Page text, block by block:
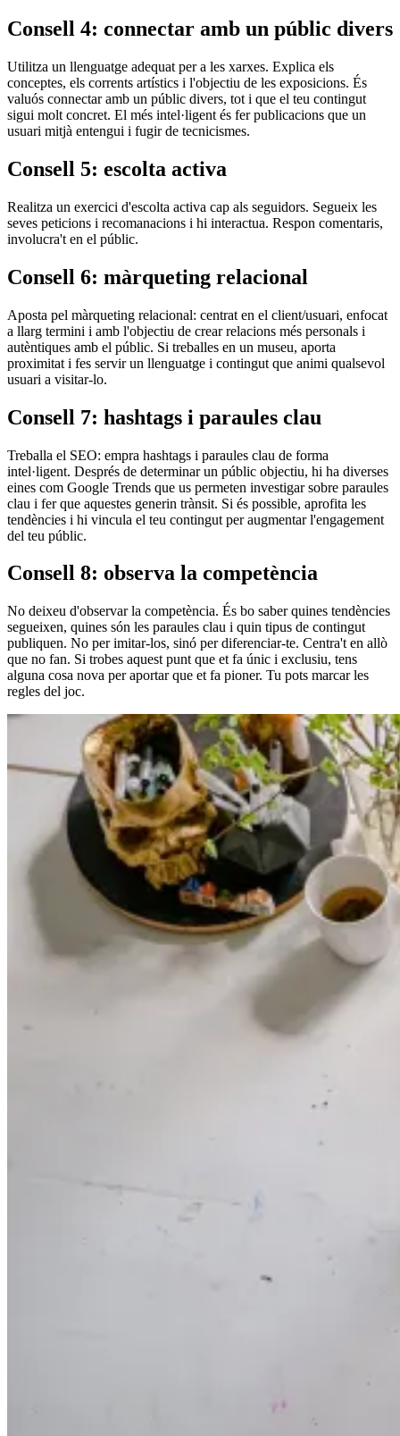
Consell 4: connectar amb un públic divers
Utilitza un llenguatge adequat per a les xarxes. Explica els
conceptes, els corrents artístics i l'objectiu de les exposicions. És
valuós connectar amb un públic divers, tot i que el teu contingut
sigui molt concret. El més intel·ligent és fer publicacions que un
usuari mitjà entengui i fugir de tecnicismes.
Consell 5: escolta activa
Realitza un exercici d'escolta activa cap als seguidors. Segueix les
seves peticions i recomanacions i hi interactua. Respon comentaris,
involucra't en el públic.
Consell 6: màrqueting relacional
Aposta pel màrqueting relacional: centrat en el client/usuari, enfocat
a llarg termini i amb l'objectiu de crear relacions més personals i
autèntiques amb el públic. Si treballes en un museu, aporta
proximitat i fes servir un llenguatge i contingut que animi qualsevol
usuari a visitar-lo.
Consell 7: hashtags i paraules clau
Treballa el SEO: empra hashtags i paraules clau de forma
intel·ligent. Després de determinar un públic objectiu, hi ha diverses
eines com Google Trends que us permeten investigar sobre paraules
clau i fer que aquestes generin trànsit. Si és possible, aprofita les
tendències i hi vincula el teu contingut per augmentar l'engagement
del teu públic.
Consell 8: observa la competència
No deixeu d'observar la competència. És bo saber quines tendències
segueixen, quines són les paraules clau i quin tipus de contingut
publiquen. No per imitar-los, sinó per diferenciar-te. Centra't en allò
que no fan. Si trobes aquest punt que et fa únic i exclusiu, tens
alguna cosa nova per aportar que et fa pioner. Tu pots marcar les
regles del joc.